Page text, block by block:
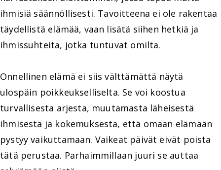
ihmisiä säännöllisesti. Tavoitteena ei ole rakentaa
täydellistä elämää, vaan lisätä siihen hetkiä ja
ihmissuhteita, jotka tuntuvat omilta.
Onnellinen elämä ei siis välttämättä näytä
ulospäin poikkeukselliselta. Se voi koostua
turvallisesta arjesta, muutamasta läheisestä
ihmisestä ja kokemuksesta, että omaan elämään
pystyy vaikuttamaan. Vaikeat päivät eivät poista
tätä perustaa. Parhaimmillaan juuri se auttaa